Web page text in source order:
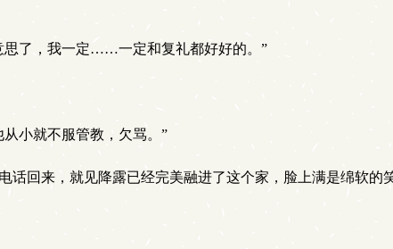
思了，我一定……一定和复礼都好好的。”
小就不服管教，欠骂。”
回来，就见降露已经完美融进了这个家，脸上满是绵软的